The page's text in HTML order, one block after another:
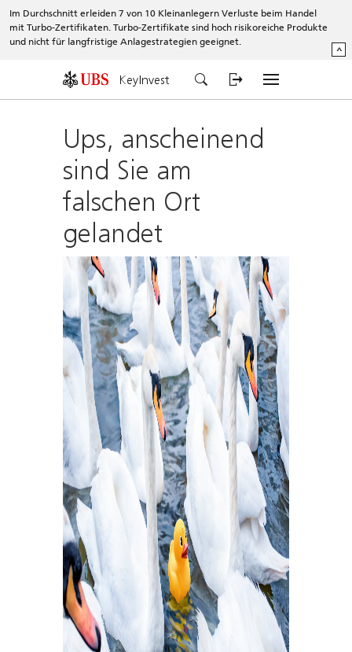
Im Durchschnitt erleiden 7 von 10 Kleinanlegern Verluste beim Handel
mit Turbo-Zertifikaten. Turbo-Zertifikate sind hoch risikoreiche Produkte
und nicht für langfristige Anlagestrategien geeignet.
^
KeyInvest
Ups, anscheinend
sind Sie am
falschen Ort
gelandet